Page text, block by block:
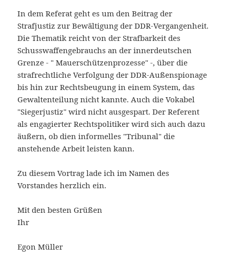
In dem Referat geht es um den Beitrag der
Strafjustiz zur Bewältigung der DDR-Vergangenheit.
Die Thematik reicht von der Strafbarkeit des
Schusswaffengebrauchs an der innerdeutschen
Grenze - " Mauerschützenprozesse" -, über die
strafrechtliche Verfolgung der DDR-Außenspionage
bis hin zur Rechtsbeugung in einem System, das
Gewaltenteilung nicht kannte. Auch die Vokabel
"Siegerjustiz" wird nicht ausgespart. Der Referent
als engagierter Rechtspolitiker wird sich auch dazu
äußern, ob dien informelles "Tribunal" die
anstehende Arbeit leisten kann.
Zu diesem Vortrag lade ich im Namen des
Vorstandes herzlich ein.
Mit den besten Grüßen
Ihr
Egon Müller